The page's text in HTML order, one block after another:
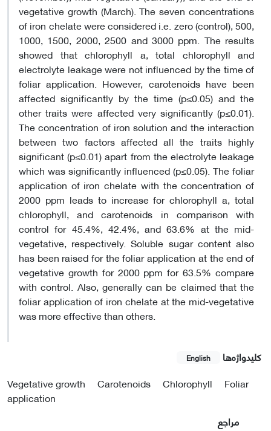
vegetative growth (March). The seven concentrations
of iron chelate were considered i.e. zero (control), 500,
1000, 1500, 2000, 2500 and 3000 ppm. The results
showed that chlorophyll a, total chlorophyll and
electrolyte leakage were not influenced by the time of
foliar application. However, carotenoids have been
affected significantly by the time (p≤0.05) and the
other traits were affected very significantly (p≤0.01).
The concentration of iron solution and the interaction
between two factors affected all the traits highly
significant (p≤0.01) apart from the electrolyte leakage
which was significantly influenced (p≤0.05). The foliar
application of iron chelate with the concentration of
2000 ppm leads to increase for chlorophyll a, total
chlorophyll, and carotenoids in comparison with
control for 45.4%, 42.4%, and 63.6% at the mid-
vegetative, respectively. Soluble sugar content also
has been raised for the foliar application at the end of
vegetative growth for 2000 ppm for 63.5% compare
with control. Also, generally can be claimed that the
foliar application of iron chelate at the mid-vegetative
was more effective than others.
کلیدواژه‌ها English
Vegetative growth Carotenoids Chlorophyll
Foliar
application
مراجع